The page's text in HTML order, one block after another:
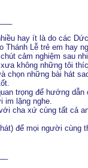
hay ít là do các
Thánh Lễ trẻ em hay
cảm nghiệm sau
không những tôi
chọn những bài hát
trọng để hướng
im lặng nghe.
cha xứ cùng tất cả
để mọi người cùng